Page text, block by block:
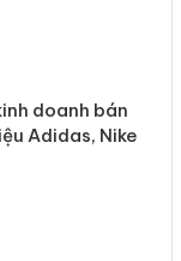
doanh bán
Adidas, Nike